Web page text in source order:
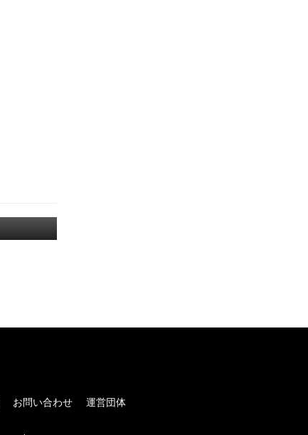
お問い合わせ 運営団体